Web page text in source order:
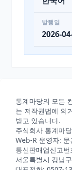
발행일
2026-
통계마당의 모든
는 저작권법에 의
받고 있습니다.
주식회사 통계마당
Web-R 운영자: 문
통신판매업신고
서울특별시 강남